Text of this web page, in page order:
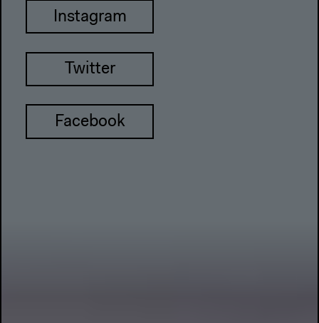
Instagram
Twitter
Facebook